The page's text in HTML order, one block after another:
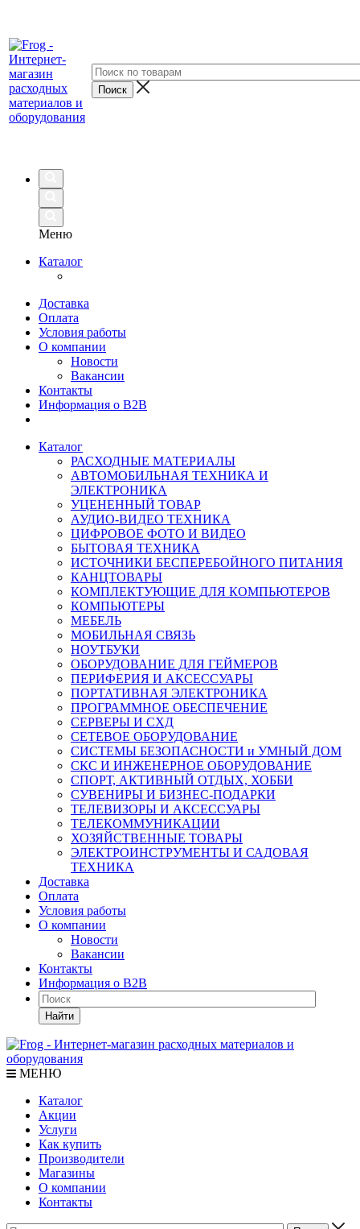
Меню
Каталог
Доставка
Оплата
Условия работы
О компании
Новости
Вакансии
Контакты
Информация о B2B
Каталог
РАСХОДНЫЕ МАТЕРИАЛЫ
АВТОМОБИЛЬНАЯ ТЕХНИКА И
ЭЛЕКТРОНИКА
УЦЕНЕННЫЙ ТОВАР
АУДИО-ВИДЕО ТЕХНИКА
ЦИФРОВОЕ ФОТО И ВИДЕО
БЫТОВАЯ ТЕХНИКА
ИСТОЧНИКИ БЕСПЕРЕБОЙНОГО ПИТАНИЯ
КАНЦТОВАРЫ
КОМПЛЕКТУЮЩИЕ ДЛЯ КОМПЬЮТЕРОВ
КОМПЬЮТЕРЫ
МЕБЕЛЬ
МОБИЛЬНАЯ СВЯЗЬ
НОУТБУКИ
ОБОРУДОВАНИЕ ДЛЯ ГЕЙМЕРОВ
ПЕРИФЕРИЯ И АКСЕССУАРЫ
ПОРТАТИВНАЯ ЭЛЕКТРОНИКА
ПРОГРАММНОЕ ОБЕСПЕЧЕНИЕ
СЕРВЕРЫ И СХД
СЕТЕВОЕ ОБОРУДОВАНИЕ
СИСТЕМЫ БЕЗОПАСНОСТИ и УМНЫЙ ДОМ
СКС И ИНЖЕНЕРНОЕ ОБОРУДОВАНИЕ
СПОРТ, АКТИВНЫЙ ОТДЫХ, ХОББИ
СУВЕНИРЫ И БИЗНЕС-ПОДАРКИ
ТЕЛЕВИЗОРЫ И АКСЕССУАРЫ
ТЕЛЕКОММУНИКАЦИИ
ХОЗЯЙСТВЕННЫЕ ТОВАРЫ
ЭЛЕКТРОИНСТРУМЕНТЫ И САДОВАЯ
ТЕХНИКА
Доставка
Оплата
Условия работы
О компании
Новости
Вакансии
Контакты
Информация о B2B
Найти
МЕНЮ
Каталог
Акции
Услуги
Как купить
Производители
Магазины
О компании
Контакты